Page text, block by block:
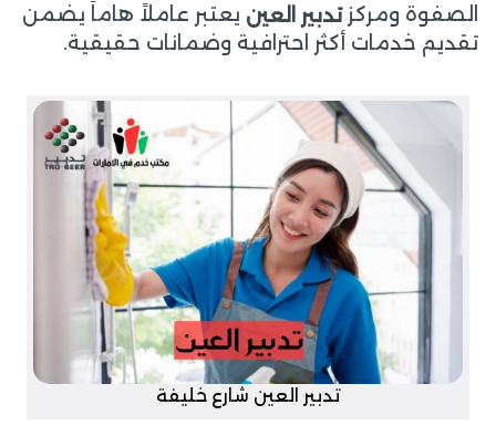
الصفوة ومركزتدبير العين يعتبر عاملاً هاماً يضمن
تقديم خدمات أكثر احترافية وضمانات حقيقية.
تدبير العين شارع خليفة